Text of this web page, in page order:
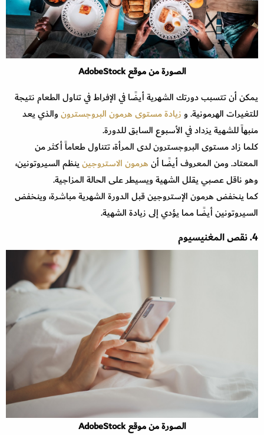
الصورة من موقع AdobeStock
يمكن أن تتسبب دورتك الشهرية أيضًا في الإفراط في تناول الطعام نتيجة
للتغيرات الهرمونية. وزيادة مستوى هرمون البروجسترونوالذي يعد
منبهاً للشهية يزداد في الأسبوع السابق للدورة.
كلما زاد مستوى البروجسترون لدى المرأة، تتناول طعاماً أكثر من
المعتاد. ومن المعروف أيضًا أنهرمون الاستروجينينظم السيروتونين،
وهو ناقل عصبي يقلل الشهية ويسيطر على الحالة المزاجية.
كما ينخفض هرمون الإستروجين قبل الدورة الشهرية مباشرة، وينخفض
السيروتونين أيضًا مما يؤدي إلى زيادة الشهية.
4. نقص المغنيسيوم
الصورة من موقع AdobeStock